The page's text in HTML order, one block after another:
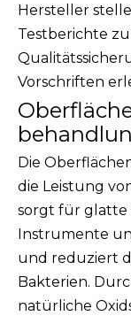
Hersteller
Testberichte
Vorschriften
Die
die Leistung
sorgt für glatte
Instrumente
und reduziert
Bakterien.
natürliche